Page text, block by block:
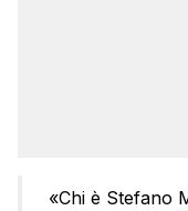
«Chi è Stefano